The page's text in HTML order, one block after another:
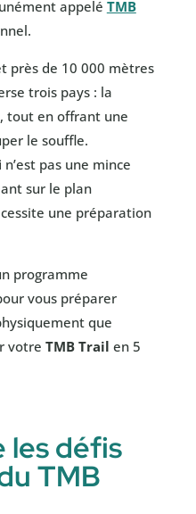
appelé TMB
près de 10 000 mètres
trois pays : la
tout en offrant une
le souffle.
pas une mince
sur le plan
une préparation
programme
vous préparer
que
votre TMB Trail en 5
les défis
TMB